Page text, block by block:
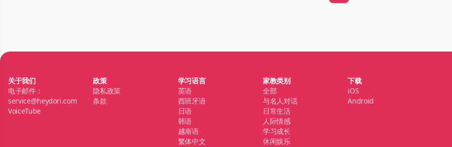
关于我们
电子邮件：
service@heydori.com
VoiceTube
政策
隐私政策
条款
学习语言
英语
西班牙语
日语
韩语
越南语
繁体中文
家教类别
全部
与名人对话
日常生活
人际情感
学习成长
休闲娱乐
下载
iOS
Android